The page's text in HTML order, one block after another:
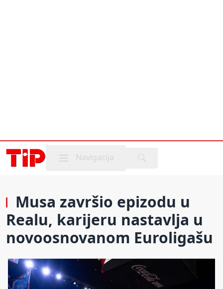
Mobile menu
Navigacija
Musa završio epizodu u
Realu, karijeru nastavlja u
novoosnovanom Euroligašu